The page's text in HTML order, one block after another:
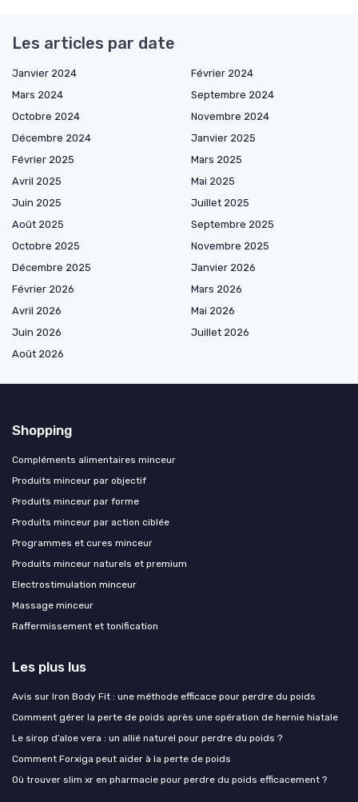
Les articles par date
Janvier 2024
Février 2024
Mars 2024
Septembre 2024
Octobre 2024
Novembre 2024
Décembre 2024
Janvier 2025
Février 2025
Mars 2025
Avril 2025
Mai 2025
Juin 2025
Juillet 2025
Août 2025
Septembre 2025
Octobre 2025
Novembre 2025
Décembre 2025
Janvier 2026
Février 2026
Mars 2026
Avril 2026
Mai 2026
Juin 2026
Juillet 2026
Août 2026
Shopping
Compléments alimentaires minceur
Produits minceur par objectif
Produits minceur par forme
Produits minceur par action ciblée
Programmes et cures minceur
Produits minceur naturels et premium
Electrostimulation minceur
Massage minceur
Raffermissement et tonification
Les plus lus
Avis sur Iron Body Fit : une méthode efficace pour perdre du poids
Comment gérer la perte de poids après une opération de hernie hiatale
Le sirop d’aloe vera : un allié naturel pour perdre du poids ?
Comment Forxiga peut aider à la perte de poids
Où trouver slim xr en pharmacie pour perdre du poids efficacement ?